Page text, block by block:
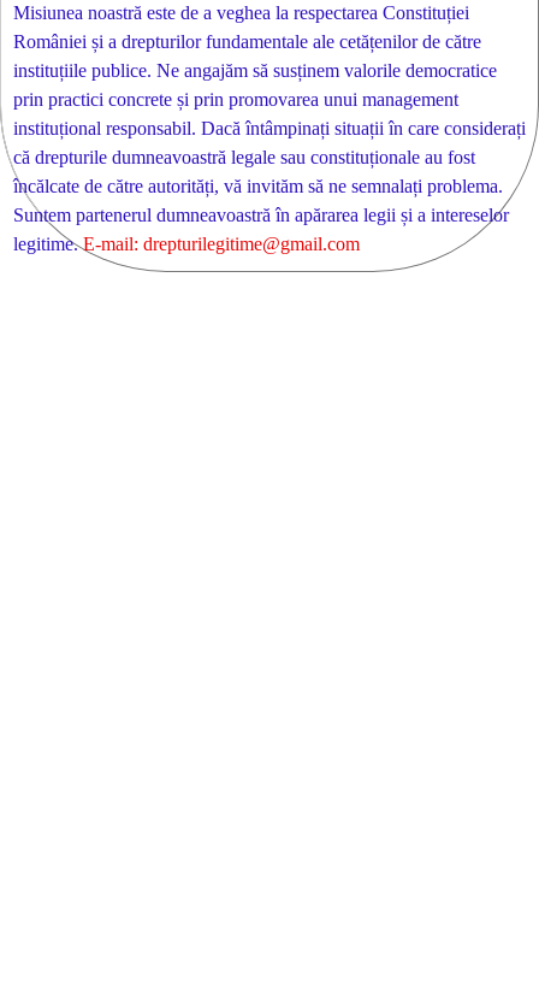
Misiunea noastră este de a veghea la respectarea Constituției
României și a drepturilor fundamentale ale cetățenilor de către
instituțiile publice. Ne angajăm să susținem valorile democratice
prin practici concrete și prin promovarea unui management
instituțional responsabil. Dacă întâmpinați situații în care considerați
că drepturile dumneavoastră legale sau constituționale au fost
încălcate de către autorități, vă invităm să ne semnalați problema.
Suntem partenerul dumneavoastră în apărarea legii și a intereselor
legitime. E-mail: drepturilegitime@gmail.com